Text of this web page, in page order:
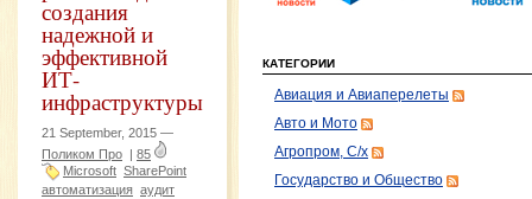
создания
надежной и
эффективной
ИТ-
инфраструктуры
21 September, 2015 —
Поликом Про | 85
Microsoft SharePoint
автоматизация аудит
КАТЕГОРИИ
Авиация и Авиаперелеты
Авто и Мото
Агропром, С/х
Государство и Общество